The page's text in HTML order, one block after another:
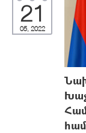
21
05, 2022